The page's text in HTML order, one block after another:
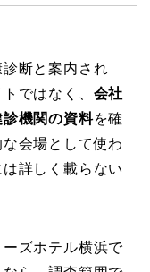
断と案内され
ではなく、 会社
機関の資料を確
会場として使わ
詳しく載らない
ズホテル横浜で